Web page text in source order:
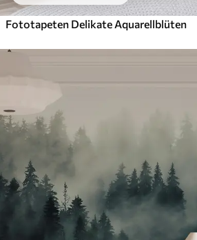
Fototapeten Delikate Aquarellblüten